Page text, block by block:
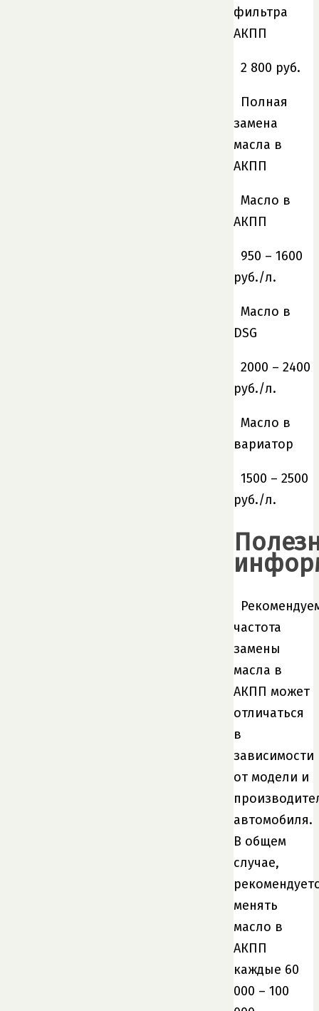
фильтра
АКПП
2 800 руб.
Полная
замена
масла в
АКПП
Масло в
АКПП
950 – 1600
руб./л.
Масло в
DSG
2000 – 2400
руб./л.
Масло в
вариатор
1500 – 2500
руб./л.
частота
замены
масла в
АКПП может
отличаться
в
зависимости
от модели и
автомобиля.
В общем
случае,
менять
масло в
АКПП
каждые 60
000 – 100